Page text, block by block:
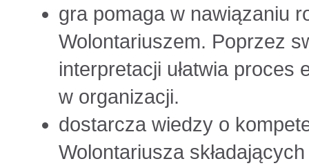
gra pomaga w nawiązaniu
Wolontariuszem. Poprzez
interpretacji ułatwia proces
w organizacji.
dostarcza wiedzy o
Wolontariusza